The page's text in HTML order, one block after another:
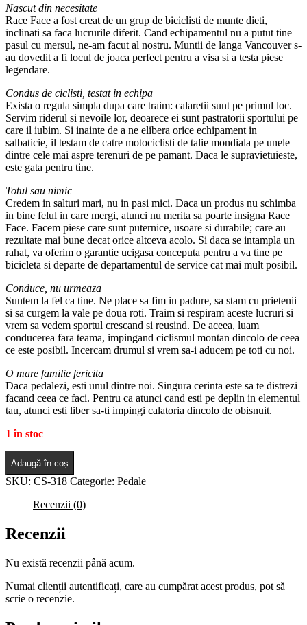
Nascut din necesitate
Race Face a fost creat de un grup de biciclisti de munte dieti,
inclinati sa faca lucrurile diferit. Cand echipamentul nu a putut tine
pasul cu mersul, ne-am facut al nostru. Muntii de langa Vancouver s-
au dovedit a fi locul de joaca perfect pentru a visa si a testa piese
legendare.
Condus de ciclisti, testat in echipa
Exista o regula simpla dupa care traim: calaretii sunt pe primul loc.
Servim riderul si nevoile lor, deoarece ei sunt pastratorii sportului pe
care il iubim. Si inainte de a ne elibera orice echipament in
salbaticie, il testam de catre motociclisti de talie mondiala pe unele
dintre cele mai aspre terenuri de pe pamant. Daca le supravietuieste,
este gata pentru tine.
Totul sau nimic
Credem in salturi mari, nu in pasi mici. Daca un produs nu schimba
in bine felul in care mergi, atunci nu merita sa poarte insigna Race
Face. Facem piese care sunt puternice, usoare si durabile; care au
rezultate mai bune decat orice altceva acolo. Si daca se intampla un
rahat, va oferim o garantie ucigasa conceputa pentru a va tine pe
bicicleta si departe de departamentul de service cat mai mult posibil.
Conduce, nu urmeaza
Suntem la fel ca tine. Ne place sa fim in padure, sa stam cu prietenii
si sa curgem la vale pe doua roti. Traim si respiram aceste lucruri si
vrem sa vedem sportul crescand si reusind. De aceea, luam
conducerea fara teama, impingand ciclismul montan dincolo de ceea
ce este posibil. Incercam drumul si vrem sa-i aducem pe toti cu noi.
O mare familie fericita
Daca pedalezi, esti unul dintre noi. Singura cerinta este sa te distrezi
facand ceea ce faci. Pentru ca atunci cand esti pe deplin in elementul
tau, atunci esti liber sa-ti impingi calatoria dincolo de obisnuit.
1 în stoc
Adaugă în coș
SKU: CS-318 Categorie: Pedale
Recenzii (0)
Recenzii
Nu există recenzii până acum.
Numai clienții autentificați, care au cumpărat acest produs, pot să
scrie o recenzie.